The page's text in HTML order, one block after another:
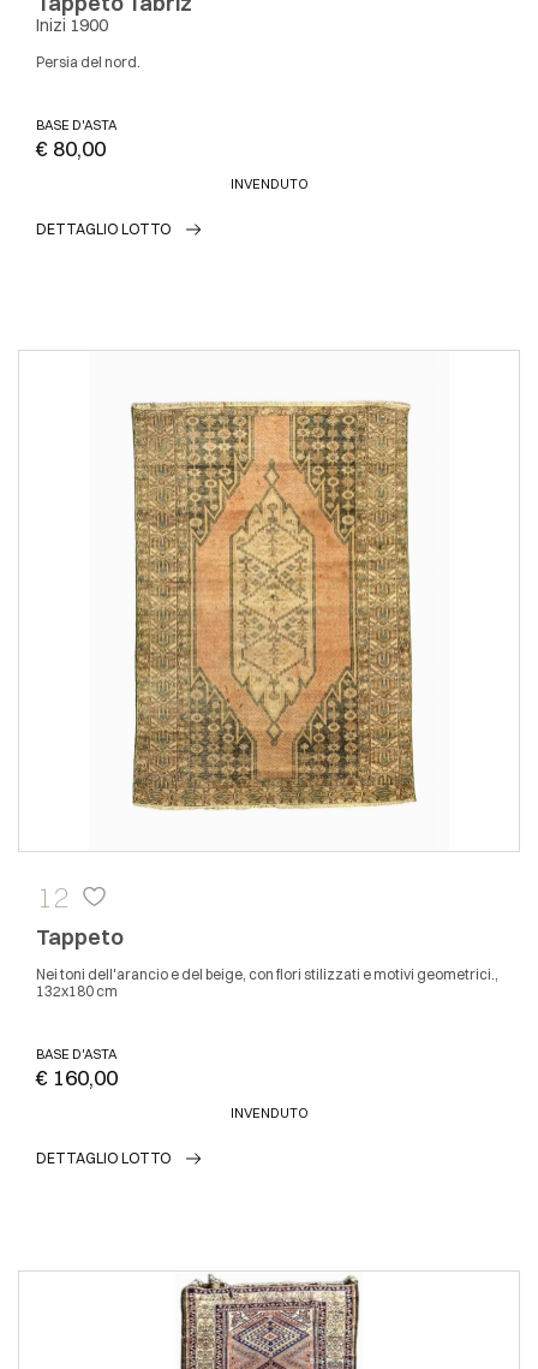
Inizi 1900
Persia del nord.
BASE D'ASTA
€ 80,00
INVENDUTO
DETTAGLIO LOTTO
12
Tappeto
Nei toni dell'arancio e del beige, con fiori stilizzati e motivi geometrici.,
132x180 cm
BASE D'ASTA
€ 160,00
INVENDUTO
DETTAGLIO LOTTO